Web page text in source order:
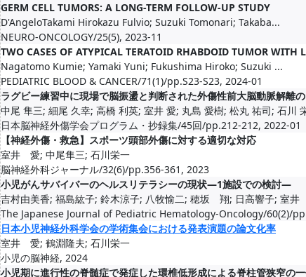
GERM CELL TUMORS: A LONG-TERM FOLLOW-UP STUDY
D'AngeloTakami Hirokazu Fulvio; Suzuki Tomonari; Takaba...
NEURO-ONCOLOGY/25(5), 2023-11
TWO CASES OF ATYPICAL TERATOID RHABDOID TUMOR WITH
Nagatomo Kumie; Yamaki Yuni; Fukushima Hiroko; Suzuki ...
PEDIATRIC BLOOD & CANCER/71(1)/pp.S23-S23, 2024-01
ラグビー練習中に現場で脳振盪と判断された外傷性前大脳動脈解離
中尾 隼三; 細尾 久幸; 高橋 利英; 室井 愛; 丸島 愛樹; 松丸 祐司; 石川
日本脳神経外傷学会プログラム・抄録集/45回/pp.212-212, 2022-01
【神経外傷・救急】スポーツ頭部外傷に対する適切な対応
室井 愛; 中尾隼三; 石川栄一
脳神経外科ジャーナル/32(6)/pp.356-361, 2023
小児がんサバイバーのヘルスリテラシーの現状―1施設での検討―
吉村由美香; 福島紘子; 鈴木涼子; 八牧愉二; 穂坂 翔; 日高響子; 室
The Japanese Journal of Pediatric Hematology-Oncology/60(2)/
日本小児神経外科学会の学術集会における発表演題の論文化率
室井 愛; 鶴淵隆夫; 石川栄一
小児の脳神経, 2024
小児期に進行性の脊髄症で発症した環椎低形成による脊柱管狭窄の